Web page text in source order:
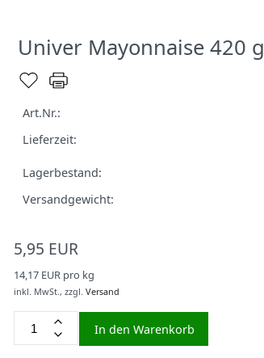
Univer Mayonnaise 420 g
Art.Nr.:
Lieferzeit:
Lagerbestand:
Versandgewicht:
5,95 EUR
14,17 EUR pro kg
inkl. MwSt., zzgl. Versand
In den Warenkorb